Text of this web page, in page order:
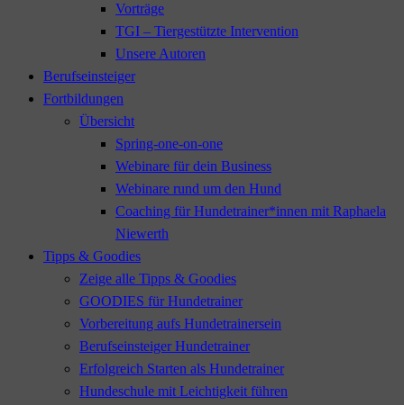
Vorträge
TGI – Tiergestützte Intervention
Unsere Autoren
Berufseinsteiger
Fortbildungen
Übersicht
Spring-one-on-one
Webinare für dein Business
Webinare rund um den Hund
Coaching für Hundetrainer*innen mit Raphaela
Niewerth
Tipps & Goodies
Zeige alle Tipps & Goodies
GOODIES für Hundetrainer
Vorbereitung aufs Hundetrainersein
Berufseinsteiger Hundetrainer
Erfolgreich Starten als Hundetrainer
Hundeschule mit Leichtigkeit führen